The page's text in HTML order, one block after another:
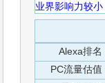
业界影响力较小
Alexa排名
PC流量估值